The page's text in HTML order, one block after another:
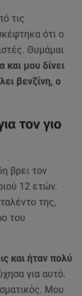
τις
ότι ο
Θυμάμαι
και μου δίνει
βενζίνη, ο
τον γιο
βρει τον
12 ετών.
της,
του
και ήταν πολύ
για αυτό.
Μου